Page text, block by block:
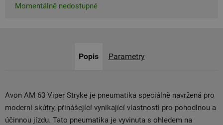
Momentálně nedostupné
Popis Parametry
Avon AM 63 Viper Stryke je pneumatika speciálně navržená pro
moderní skútry, přinášející vynikající vlastnosti pro pohodlnou a
účinnou jízdu. Tato pneumatika je vyvinuta s ohledem na